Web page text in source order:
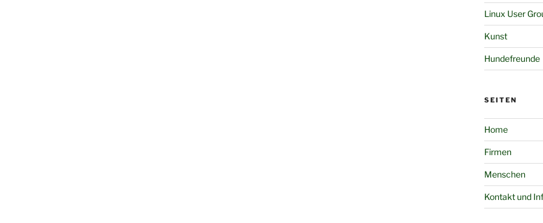
Linux User
Kunst
Hundefreunde
SEITEN
Home
Firmen
Menschen
Kontakt und